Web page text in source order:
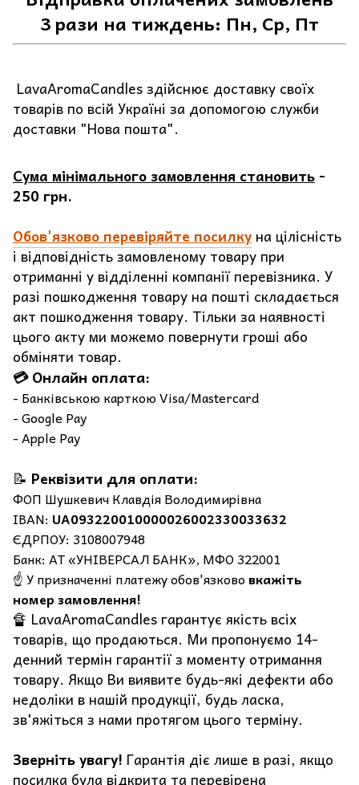
3 рази на тиждень: Пн, Ср, Пт
LavaAromaCandles здійснює доставку своїх
товарів по всій Україні за допомогою служби
доставки "Нова пошта".
Сума мінімального замовлення становить -
250 грн.
Обов'язково перевіряйте посилку на цілісність
і відповідність замовленому товару при
отриманні у відділенні компанії перевізника. У
разі пошкодження товару на пошті складається
акт пошкодження товару. Тільки за наявності
цього акту ми можемо повернути гроші або
обміняти товар.
💳 Онлайн оплата:
- Банківською карткою Visa/Mastercard
- Google Pay
- Apple Pay
📝 Реквізити для оплати:
ФОП Шушкевич Клавдія Володимирівна
IBAN: UA093220010000026002330033632
ЄДРПОУ: 3108007948
Банк: АТ «УНІВЕРСАЛ БАНК», МФО 322001
☝️ У призначенні платежу обов'язково вкажіть
номер замовлення!
🔏 LavaAromaCandles гарантує якість всіх
товарів, що продаються. Ми пропонуємо 14-
денний термін гарантії з моменту отримання
товару. Якщо Ви виявите будь-які дефекти або
недоліки в нашій продукції, будь ласка,
зв'яжіться з нами протягом цього терміну.
Зверніть увагу! Гарантія діє лише в разі, якщо
посилка була відкрита та перевірена